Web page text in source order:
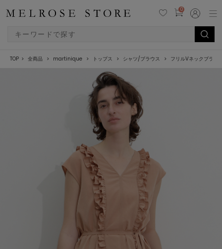
0
TOP 全商品 martinique トップス シャツ/ブラウス フリルVネックブラウ